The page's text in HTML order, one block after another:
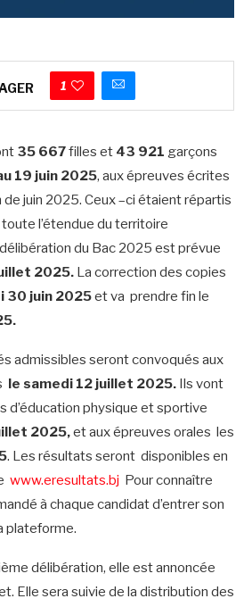
1
35 667filles et 43 921 garçons
19 juin 2025, aux épreuves écrites
juin 2025. Ceux –ci étaient répartis
l’étendue du territoire
du Bac 2025 est prévue
2025. La correction des copies
30 juin 2025et va prendre fin le
admissibles seront convoqués aux
le samedi 12 juillet 2025. Ils vont
d’éducation physique et sportive
2025,et aux épreuves orales les
. Les résultats seront disponibles en
www.eresultats.bj Pour connaître
à chaque candidat d’entrer son
plateforme.
délibération, elle est annoncée
Elle sera suivie de la distribution des